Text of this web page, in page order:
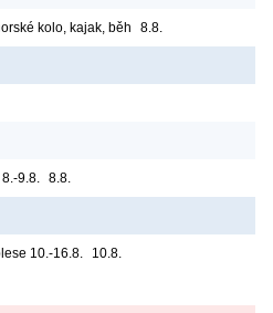
kolo, kajak, běh 8.8.
8.-9.8. 8.8.
10.-16.8. 10.8.